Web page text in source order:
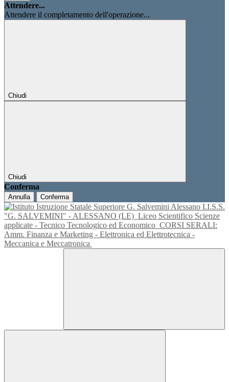
Attendere...
Attendere il completamento dell'operazione...
Chiudi
Chiudi
Conferma
Annulla Conferma
I.I.S.S.
"G. SALVEMINI" - ALESSANO (LE) Liceo Scientifico Scienze
applicate - Tecnico Tecnologico ed Economico CORSI SERALI:
Amm. Finanza e Marketing - Elettronica ed Elettrotecnica -
Meccanica e Meccatronica